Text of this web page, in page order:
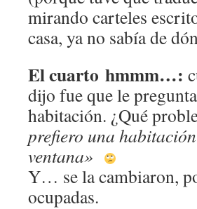
mirando carteles
casa, ya no sabía de
El cuarto hmmm…:
dijo fue que le
habitación. ¿Qué
prefiero una
ventana»
Y… se la cambiaron,
ocupadas.